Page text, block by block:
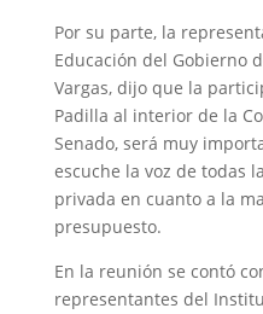
Por su parte, la
Educación del Gobierno
Vargas, dijo que la
Padilla al interior de la
Senado, será muy
escuche la voz de todas
privada en cuanto a la
presupuesto.
En la reunión se contó
representantes del